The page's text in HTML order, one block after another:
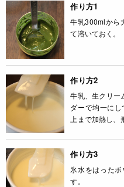
作り方1
牛乳300mlから
て溶いておく。
作り方2
牛乳、生クリー
ダーで均一に
上まで加熱し、
作り方3
氷水をはった
す。